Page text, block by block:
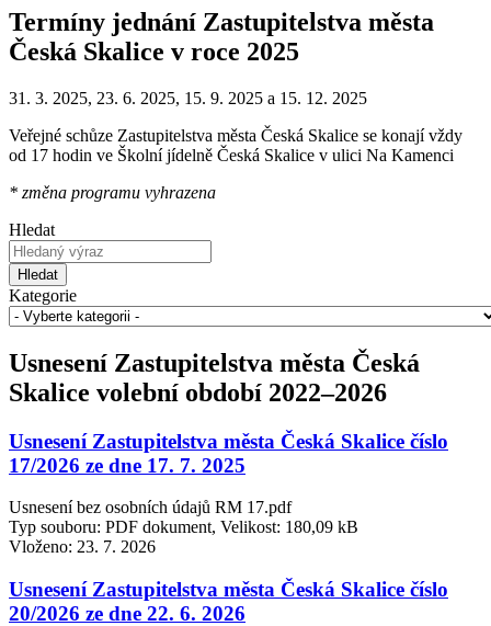
Termíny jednání Zastupitelstva města
Česká Skalice v roce 2025
31. 3. 2025, 23. 6. 2025, 15. 9. 2025 a 15. 12. 2025
Veřejné schůze Zastupitelstva města Česká Skalice se konají vždy
od 17 hodin ve Školní jídelně Česká Skalice v ulici Na Kamenci
* změna programu vyhrazena
Hledat
Hledat
Kategorie
Usnesení Zastupitelstva města Česká
Skalice volební období 2022–2026
Usnesení Zastupitelstva města Česká Skalice číslo
17/2026 ze dne 17. 7. 2025
Usnesení bez osobních údajů RM 17.pdf
Typ souboru: PDF dokument, Velikost: 180,09 kB
Vloženo: 23. 7. 2026
Usnesení Zastupitelstva města Česká Skalice číslo
20/2026 ze dne 22. 6. 2026